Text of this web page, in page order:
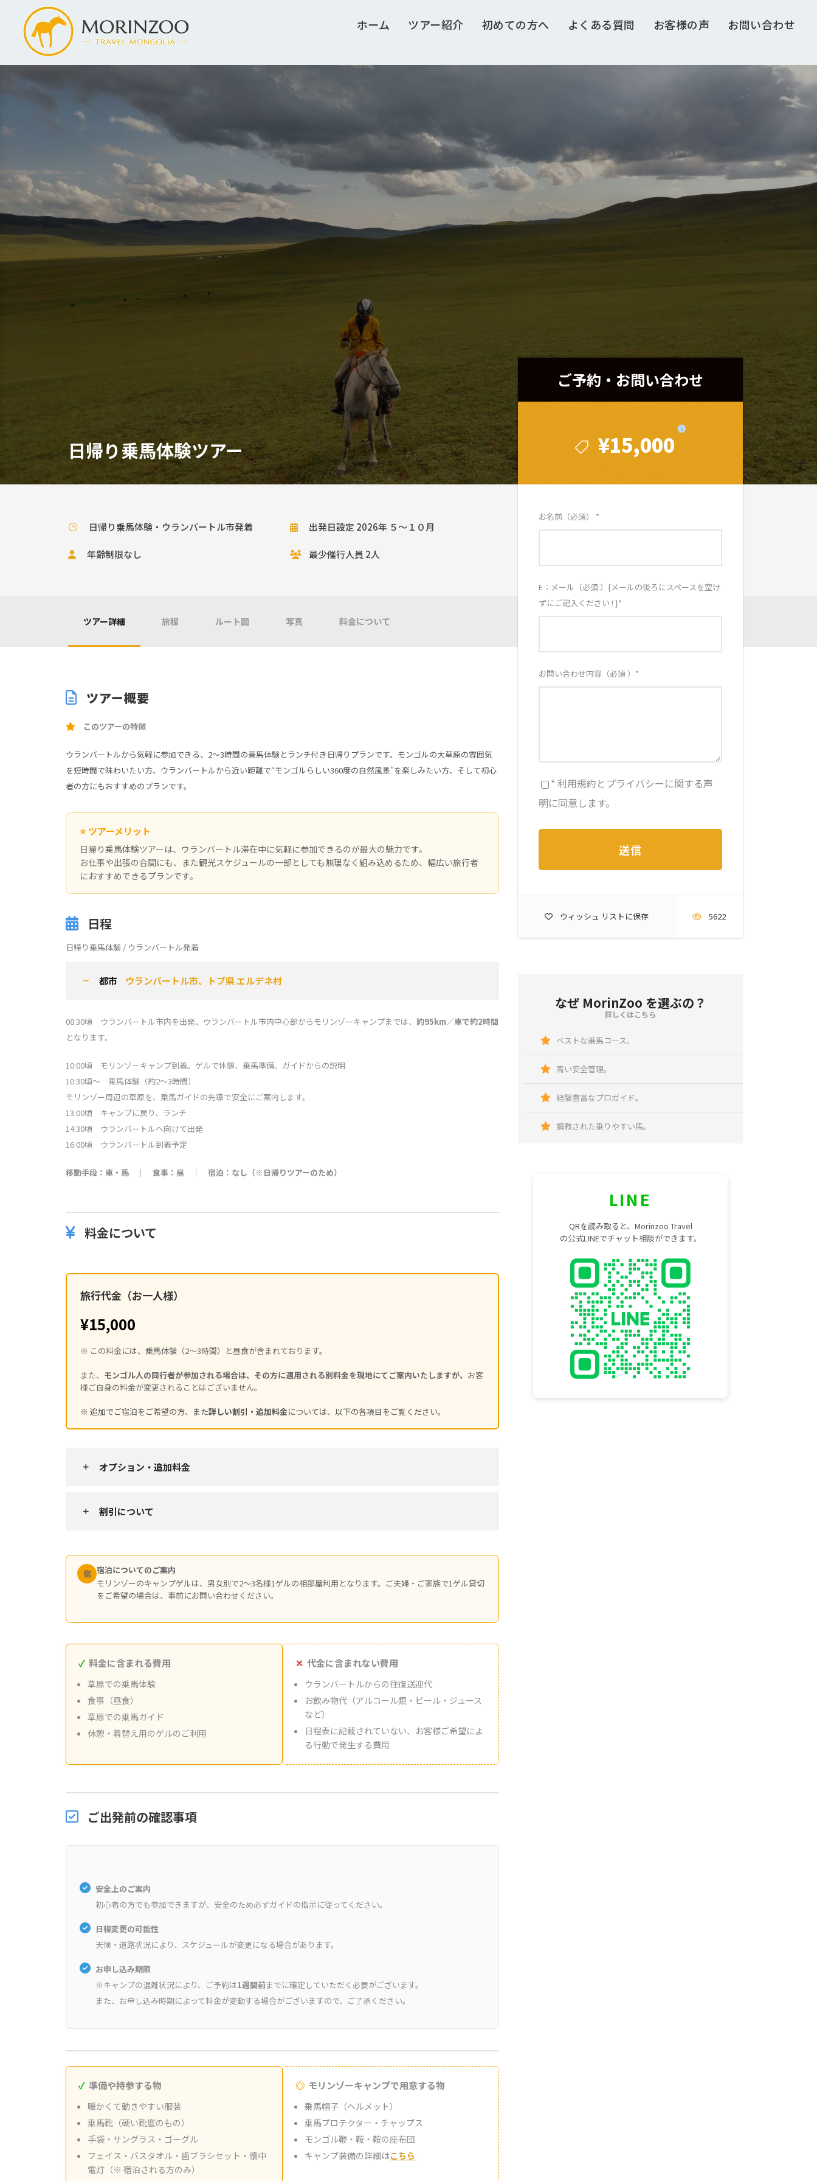
ホーム ツアー紹介 初めての方へ よくある質問 お客様の声 お問い合わせ
日帰り乗馬体験ツアー
ご予約・お問い合わせ
¥15,000
ご予約・お問い合わせ
¥15,000
お名前（必須） *
E：メール（必須 ）{メールの後ろにスペースを空け
ずにご記入ください ! }*
お問い合わせ内容（必須 ） *
* 利用規約とプライバシーに関する声
明に同意します。
ウィッシュ リストに保存 5622
なぜ MorinZoo を選ぶの？
詳しくはこちら
ベストな乗馬コース。
高い安全管理。
経験豊富なプロガイド。
調教された乗りやすい馬。
LINE
QRを読み取ると、Morinzoo Travel
の公式LINEでチャット相談ができます。
日帰り乗馬体験・ウランバートル市発着 出発日設定 2026年 ５～１０月
年齢制限なし 最少催行人員 2人
ツアー詳細 旅程 ルート図 写真 料金について
ツアー概要
このツアーの特徴
ウランバートルから気軽に参加できる、2〜3時間の乗馬体験とランチ付き日帰りプランです。モンゴルの大草原の雰囲気
を短時間で味わいたい方、ウランバートルから近い距離で“モンゴルらしい360度の自然風景”を楽しみたい方、そして初心
者の方にもおすすめのプランです。
⭐ ツアーメリット
日帰り乗馬体験ツアーは、ウランバートル滞在中に気軽に参加できるのが最大の魅力です。
お仕事や出張の合間にも、また観光スケジュールの一部としても無理なく組み込めるため、幅広い旅行者
におすすめできるプランです。
日程
日帰り乗馬体験 / ウランバートル発着
都市 ウランバートル市、トブ県 エルデネ村
08:30頃 ウランバートル市内を出発、ウランバートル市内中心部からモリンゾーキャンプまでは、 約95km／車で約2時間
となります。
10:00頃 モリンゾーキャンプ到着。ゲルで休憩、乗馬準備、ガイドからの説明
10:30頃〜 乗馬体験（約2〜3時間）
モリンゾー周辺の草原を、乗馬ガイドの先導で安全にご案内します。
13:00頃 キャンプに戻り、ランチ
14:30頃 ウランバートルへ向けて出発
16:00頃 ウランバートル到着予定
移動手段：車・馬 ｜ 食事：昼 ｜ 宿泊：なし（※日帰りツアーのため）
料金について
旅行代金（お一人様）
¥15,000
※ この料金には、乗馬体験（2〜3時間）と昼食が含まれております。
また、 モンゴル人の同行者が参加される場合は、その方に適用される別料金を現地にてご案内いたしますが、 お客
様ご自身の料金が変更されることはございません。
※ 追加でご宿泊をご希望の方、また詳しい割引・追加料金については、以下の各項目をご覧ください。
オプション・追加料金
割引について
宿 宿泊についてのご案内
モリンゾーのキャンプゲルは、男女別で2〜3名様1ゲルの相部屋利用となります。ご夫婦・ご家族で1ゲル貸切
をご希望の場合は、事前にお問い合わせください。
料金に含まれる費用
草原での乗馬体験
食事（昼食）
草原での乗馬ガイド
休憩・着替え用のゲルのご利用
代金に含まれない費用
ウランバートルからの往復送迎代
お飲み物代（アルコール類・ビール・ジュース
など）
日程表に記載されていない、お客様ご希望によ
る行動で発生する費用
ご出発前の確認事項
安全上のご案内
初心者の方でも参加できますが、安全のため必ずガイドの指示に従ってください。
日程変更の可能性
天候・道路状況により、スケジュールが変更になる場合があります。
お申し込み期限
※キャンプの混雑状況により、ご予約は1週間前までに確定していただく必要がございます。
また、お申し込み時期によって料金が変動する場合がございますので、ご了承ください。
準備や持参する物
暖かくて動きやすい服装
乗馬靴（硬い靴底のもの）
手袋・サングラス・ゴーグル
フェイス・バスタオル・歯ブラシセット・懐中
電灯（※ 宿泊される方のみ）
モリンゾーキャンプで用意する物
乗馬帽子（ヘルメット）
乗馬プロテクター・チャップス
モンゴル鞭・鞍・鞍の座布団
キャンプ装備の詳細はこちら